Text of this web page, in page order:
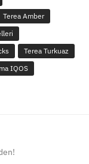
Terea Amber
Terea Turkuaz
IQOS